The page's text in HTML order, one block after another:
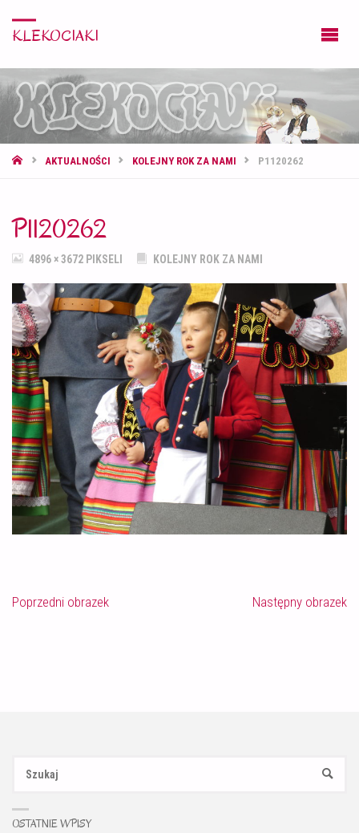
KLEKOCIAKI
STRONAAKTUALNOŚCI KOLEJNY ROK ZA NAMI P1120262
P1120262
PEŁNY4896 × 3672 PIKSELI KOLEJNY ROK ZA NAMI
Poprzedni obrazek Następny obrazek
SZUKAJ
OSTATNIE WPISY